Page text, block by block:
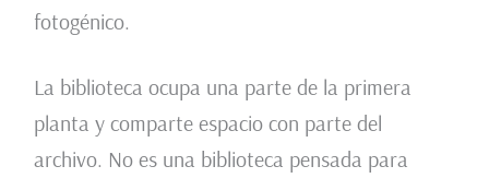
fotogénico.
La biblioteca ocupa una parte de la primera
planta y comparte espacio con parte del
archivo. No es una biblioteca pensada para